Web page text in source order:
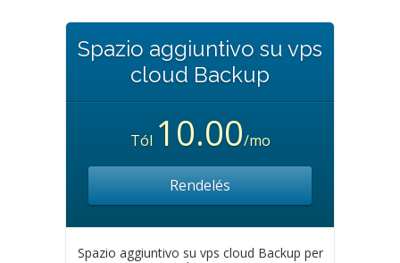
Spazio aggiuntivo su vps
cloud Backup
Tól 10.00/mo
Rendelés
Spazio aggiuntivo su vps cloud Backup per